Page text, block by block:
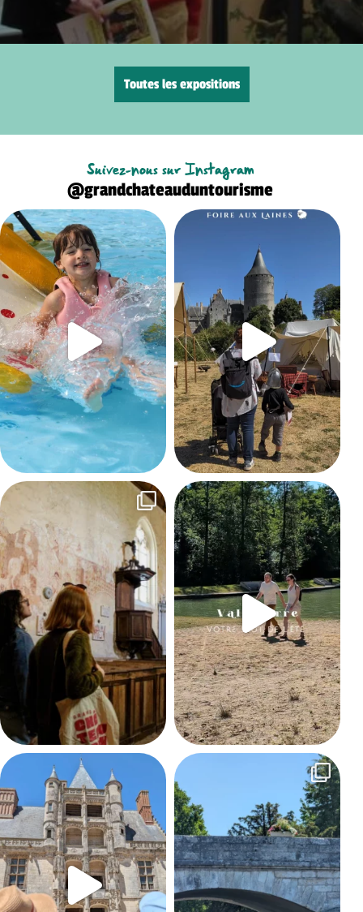
Toutes les expositions
Suivez-nous sur Instagram
@grandchateauduntourisme